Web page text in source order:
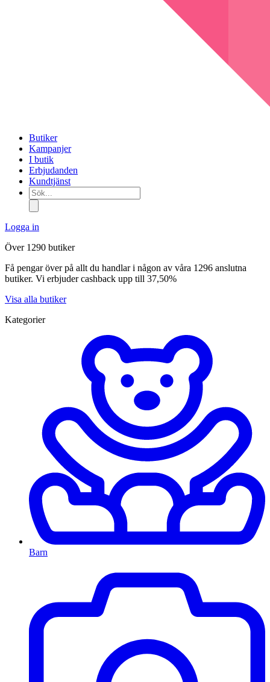
Butiker
Kampanjer
I butik
Erbjudanden
Kundtjänst
Sök...
Logga in
Över 1290 butiker
Få pengar över på allt du handlar i någon av våra 1296 anslutna
butiker. Vi erbjuder cashback upp till 37,50%
Visa alla butiker
Kategorier
Barn